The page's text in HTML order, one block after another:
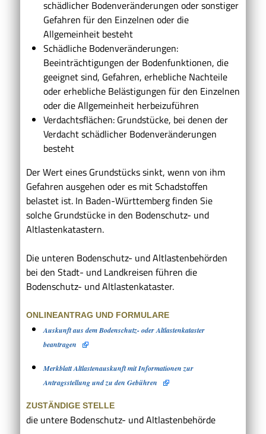
schädlicher Bodenveränderungen oder sonstiger
Gefahren für den Einzelnen oder die
Allgemeinheit besteht
Schädliche Bodenveränderungen:
Beeinträchtigungen der Bodenfunktionen, die
geeignet sind, Gefahren, erhebliche Nachteile
oder erhebliche Belästigungen für den Einzelnen
oder die Allgemeinheit herbeizuführen
Verdachtsflächen: Grundstücke, bei denen der
Verdacht schädlicher Bodenveränderungen
besteht
Der Wert eines Grundstücks sinkt, wenn von ihm
Gefahren ausgehen oder es mit Schadstoffen
belastet ist. In Baden-Württemberg finden Sie
solche Grundstücke in den Bodenschutz- und
Altlastenkatastern.
Die unteren Bodenschutz- und Altlastenbehörden
bei den Stadt- und Landkreisen führen die
Bodenschutz- und Altlastenkataster.
ONLINEANTRAG UND FORMULARE
Auskunft aus dem Bodenschutz- oder Altlastenkataster
beantragen
Merkblatt Altlastenauskunft mit Informationen zur
Antragsstellung und zu den Gebühren
ZUSTÄNDIGE STELLE
die untere Bodenschutz- und Altlastenbehörde